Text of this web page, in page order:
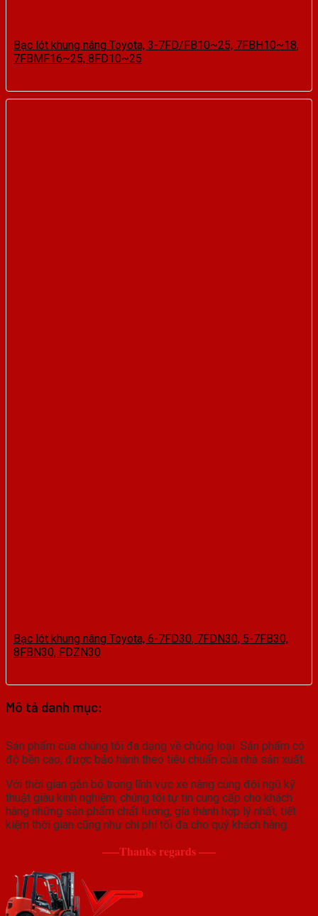
Bạc lót khung nâng Toyota, 3-7FD/FB10~25, 7FBH10~18,
7FBMF16~25, 8FD10~25
Bạc lót khung nâng Toyota, 6-7FD30, 7FDN30, 5-7FB30,
8FBN30, FDZN30
Mô tả danh mục:
Sản phẩm của chúng tôi đa dạng về chủng loại .Sản phẩm có
độ bền cao, được bảo hành theo tiêu chuẩn của nhà sản xuất.
Với thời gian gắn bó trong lĩnh vực xe nâng cùng đội ngũ kỹ
thuật giàu kinh nghiệm, chúng tôi tự tin cung cấp cho khách
hàng những sản phẩm chất lượng, gía thành hợp lý nhất, tiết
kiệm thời gian cũng như chi phí tối đa cho quý khách hàng.
—–Thanks regards —–